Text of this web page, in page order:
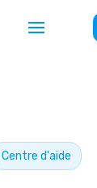
Centre d'aide